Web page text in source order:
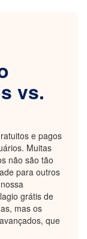
vs.
e pagos
Muitas
não são tão
para outros
grátis de
mas os
que